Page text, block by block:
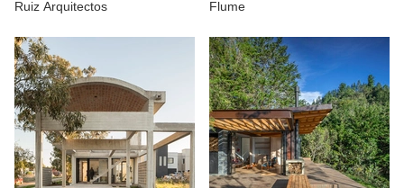
Ruiz Arquitectos
Flume